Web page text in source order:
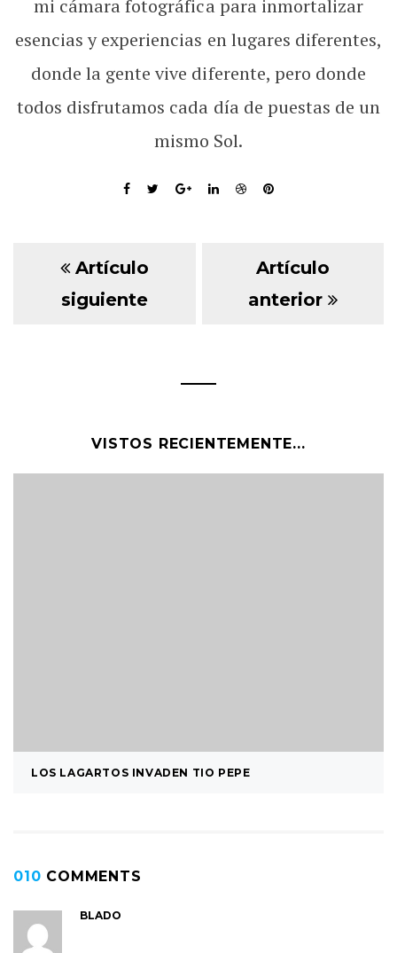
mi cámara fotográfica para inmortalizar
esencias y experiencias en lugares diferentes,
donde la gente vive diferente, pero donde
todos disfrutamos cada día de puestas de un
mismo Sol.
Artículo
siguiente
Artículo
anterior
VISTOS RECIENTEMENTE...
LOS LAGARTOS INVADEN TIO PEPE
010 COMMENTS
BLADO